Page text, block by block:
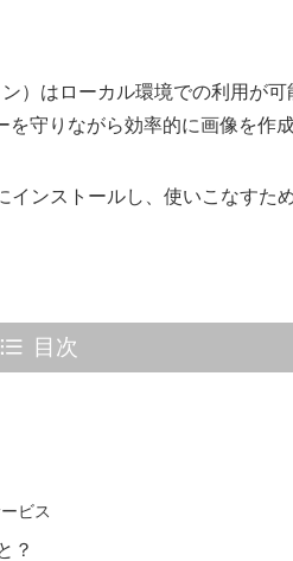
）はローカル環境での利用が
守りながら効率的に画像を作成
ンストールし、使いこなすた
目次
ビス
？